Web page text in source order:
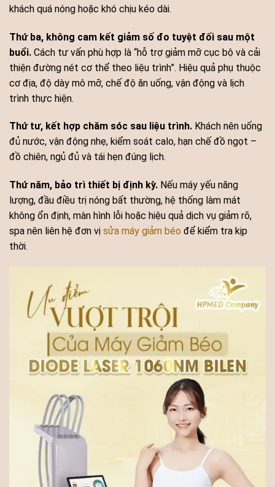
khách quá nóng hoặc khó chịu kéo dài.
Thứ ba, không cam kết giảm số đo tuyệt đối sau một
buổi. Cách tư vấn phù hợp là “hỗ trợ giảm mỡ cục bộ và cải
thiện đường nét cơ thể theo liệu trình”. Hiệu quả phụ thuộc
cơ địa, độ dày mô mỡ, chế độ ăn uống, vận động và lịch
trình thực hiện.
Thứ tư, kết hợp chăm sóc sau liệu trình. Khách nên uống
đủ nước, vận động nhẹ, kiểm soát calo, hạn chế đồ ngọt –
đồ chiên, ngủ đủ và tái hẹn đúng lịch.
Thứ năm, bảo trì thiết bị định kỳ. Nếu máy yếu năng
lượng, đầu điều trị nóng bất thường, hệ thống làm mát
không ổn định, màn hình lỗi hoặc hiệu quả dịch vụ giảm rõ,
spa nên liên hệ đơn vị sửa máy giảm béo để kiểm tra kịp
thời.